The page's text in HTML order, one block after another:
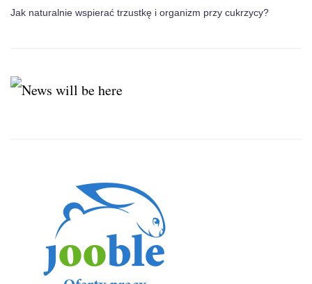
Jak naturalnie wspierać trzustkę i organizm przy cukrzycy?